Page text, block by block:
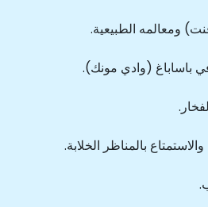
ومعالمه الطبيعية.
باساباغ (وادي مونك).
بالمناظر الخلابة.